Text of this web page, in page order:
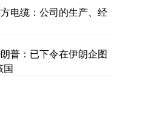
电缆：公司的生产、经
普：已下令在伊朗企图
国